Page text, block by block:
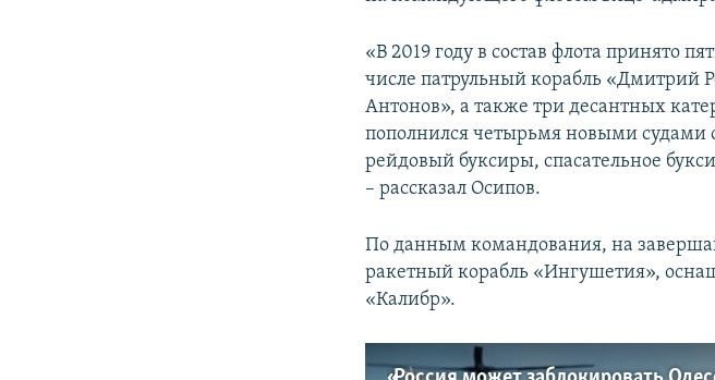
«В 2019 году в состав флота принято
числе патрульный корабль «Дмитрий
Антонов», а также три десантных
пополнился четырьмя новыми судами
рейдовый буксиры, спасательное
– рассказал Осипов.
По данным командования, на
ракетный корабль «Ингушетия»,
«Калибр».